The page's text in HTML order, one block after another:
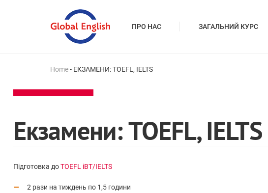
ПРО НАС ЗАГАЛЬНИЙ КУРС
Home- ЕКЗАМЕНИ: TOEFL, IELTS
Екзамени: TOEFL, IELTS
Підготовка доTOEFL iBT/IELTS
2 рази на тиждень по 1,5 години